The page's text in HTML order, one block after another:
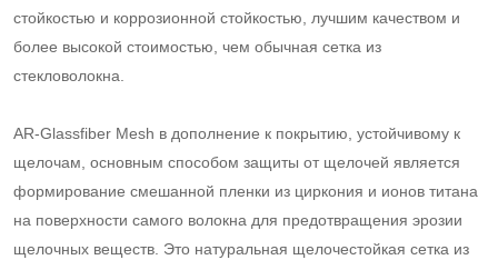
стойкостью и коррозионной стойкостью, лучшим качеством и
более высокой стоимостью, чем обычная сетка из
стекловолокна.
AR-Glassfiber Mesh в дополнение к покрытию, устойчивому к
щелочам, основным способом защиты от щелочей является
формирование смешанной пленки из циркония и ионов титана
на поверхности самого волокна для предотвращения эрозии
щелочных веществ. Это натуральная щелочестойкая сетка из